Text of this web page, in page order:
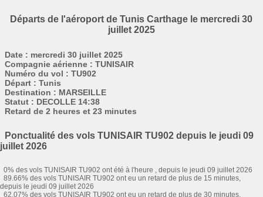
Départs de l'aéroport de Tunis Carthage le mercredi 30
juillet 2025
Date : mercredi 30 juillet 2025
Compagnie aérienne : TUNISAIR
Numéro du vol : TU902
Départ : Tunis
Destination : MARSEILLE
Statut : DECOLLE 14:38
Retard de 2 heures et 23 minutes
Ponctualité des vols TUNISAIR TU902 depuis le jeudi 09
juillet 2026
0% des vols TUNISAIR TU902 ont été à l'heure , depuis le jeudi 09 juillet 2026
89.66% des vols TUNISAIR TU902 ont eu un retard de plus de 15 minutes,
depuis le jeudi 09 juillet 2026
62.07% des vols TUNISAIR TU902 ont eu un retard de plus de 30 minutes,